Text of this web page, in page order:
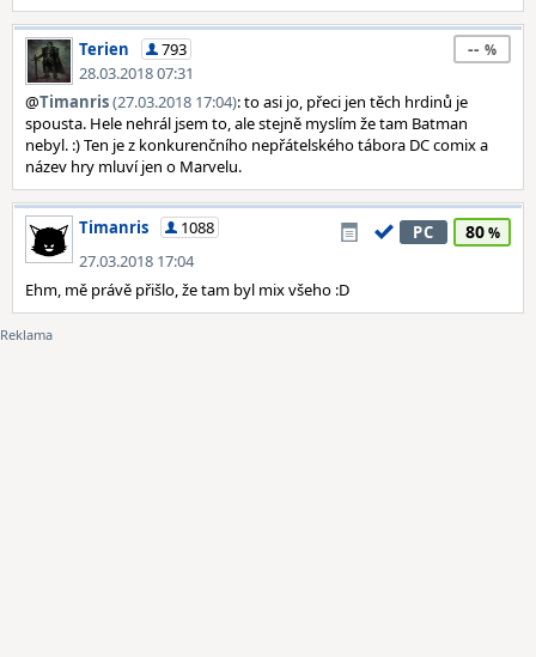
Terien
793
28.03.2018 07:31
--
@Timanris(27.03.2018 17:04): to asi jo, přeci jen těch hrdinů je
spousta. Hele nehrál jsem to, ale stejně myslím že tam Batman
nebyl. :) Ten je z konkurenčního nepřátelského tábora DC comix a
název hry mluví jen o Marvelu.
Timanris
1088
27.03.2018 17:04
PC 80
Ehm, mě právě přišlo, že tam byl mix všeho :D